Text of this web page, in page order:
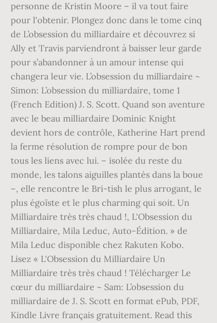
personne de Kristin Moore – il va tout faire
pour l'obtenir. Plongez donc dans le tome cinq
de L’obsession du milliardaire et découvrez si
Ally et Travis parviendront à baisser leur garde
pour s’abandonner à un amour intense qui
changera leur vie. L’obsession du milliardaire ~
Simon: L’obsession du milliardaire, tome 1
(French Edition) J. S. Scott. Quand son aventure
avec le beau milliardaire Dominic Knight
devient hors de contrôle, Katherine Hart prend
la ferme résolution de rompre pour de bon
tous les liens avec lui. – isolée du reste du
monde, les talons aiguilles plantés dans la boue
–, elle rencontre le Bri-tish le plus arrogant, le
plus égoïste et le plus charming qui soit. Un
Milliardaire très très chaud !, L'Obsession du
Milliardaire, Mila Leduc, Auto-Édition. » de
Mila Leduc disponible chez Rakuten Kobo.
Lisez « L'Obsession du Milliardaire Un
Milliardaire très très chaud ! Télécharger Le
cœur du milliardaire ~ Sam: L’obsession du
milliardaire de J. S. Scott en format ePub, PDF,
Kindle Livre français gratuitement. Read this